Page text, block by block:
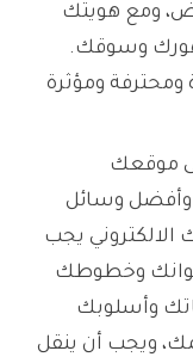
ومع هويتك
وسوقك.
ومؤثرة
موقعك
وأفضل وسائل
الالكتروني يجب
وخطوطك
وأسلوبك
ويجب أن ينقل